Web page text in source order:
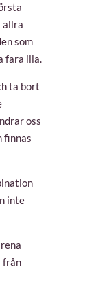
allra
som
fara illa.
ta bort
oss
finnas
inte
från